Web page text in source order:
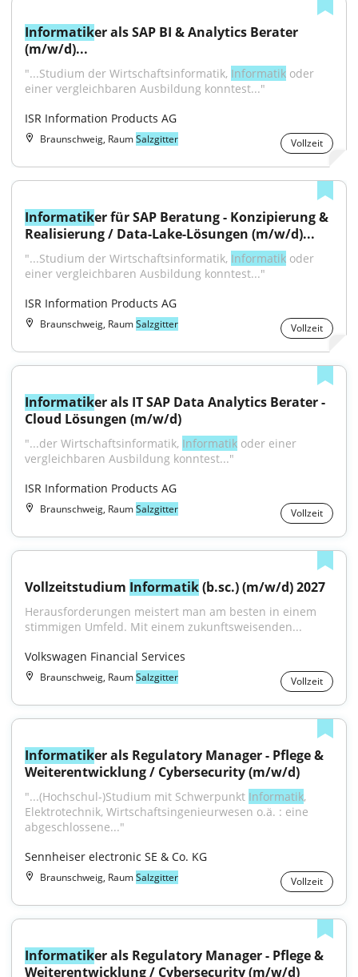
Informatiker als SAP BI & Analytics Berater
(m/w/d)...
"...Studium der Wirtschaftsinformatik, Informatik oder
einer vergleichbaren Ausbildung konntest..."
ISR Information Products AG
Braunschweig, RaumSalzgitter Vollzeit
Informatiker für SAP Beratung - Konzipierung &
Realisierung / Data-Lake-Lösungen (m/w/d)...
"...Studium der Wirtschaftsinformatik, Informatik oder
einer vergleichbaren Ausbildung konntest..."
ISR Information Products AG
Braunschweig, RaumSalzgitter Vollzeit
Informatiker als IT SAP Data Analytics Berater -
Cloud Lösungen (m/w/d)
"...der Wirtschaftsinformatik, Informatik oder einer
vergleichbaren Ausbildung konntest..."
ISR Information Products AG
Braunschweig, RaumSalzgitter Vollzeit
Vollzeitstudium Informatik (b.sc.) (m/w/d) 2027
Herausforderungen meistert man am besten in einem
stimmigen Umfeld. Mit einem zukunftsweisenden...
Volkswagen Financial Services
Braunschweig, RaumSalzgitter Vollzeit
Informatiker als Regulatory Manager - Pflege &
Weiterentwicklung / Cybersecurity (m/w/d)
"...(Hochschul-)Studium mit Schwerpunkt Informatik,
Elektrotechnik, Wirtschaftsingenieurwesen o.ä. : eine
abgeschlossene..."
Sennheiser electronic SE & Co. KG
Braunschweig, RaumSalzgitter Vollzeit
Informatiker als Regulatory Manager - Pflege &
Weiterentwicklung / Cybersecurity (m/w/d)